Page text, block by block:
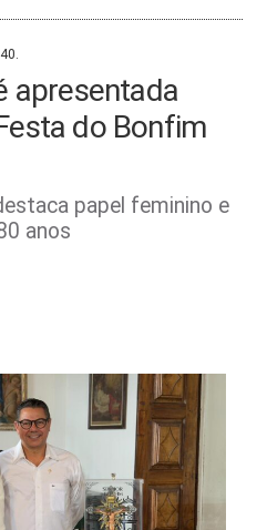
apresentada
do Bonfim
papel feminino e
anos